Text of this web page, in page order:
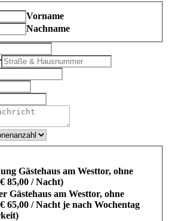
Vorname
Nachname
Gästehaus am Westtor, ohne
85,00 / Nacht)
Gästehaus am Westtor, ohne
65,00 / Nacht je nach Wochentag